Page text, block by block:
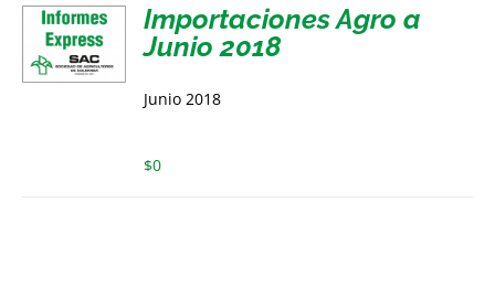
Importaciones Agro a
Junio 2018
Junio 2018
$0